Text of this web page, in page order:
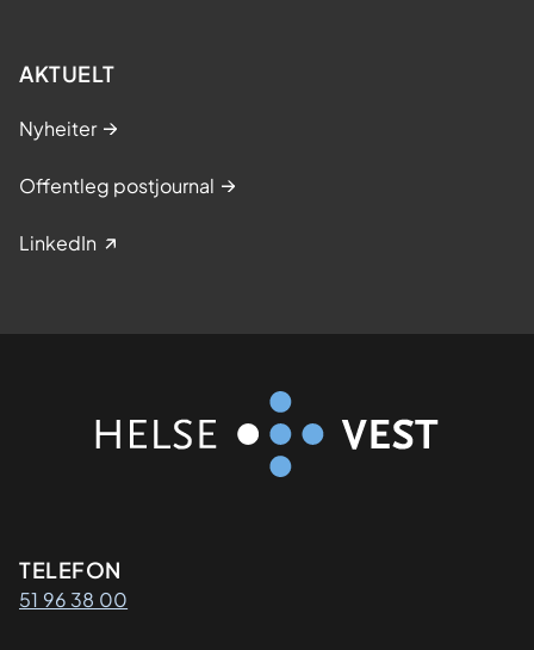
AKTUELT
Nyheiter
Offentleg postjournal
LinkedIn
Kontaktinformasjon
TELEFON
51 96 38 00